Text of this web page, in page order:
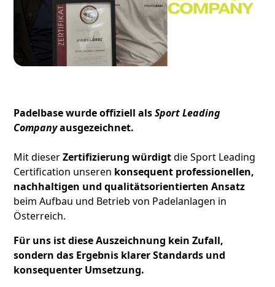
Padelbase wurde offiziell alsSport Leading
Companyausgezeichnet.
Mit dieserZertifizierung würdigtdie Sport Leading
Certification unseren konsequent professionellen,
nachhaltigen und qualitätsorientierten Ansatz
beim Aufbau und Betrieb von Padelanlagen in
Österreich.
Für uns ist diese Auszeichnung kein Zufall,
sondern das Ergebnis klarer Standards und
konsequenter Umsetzung.